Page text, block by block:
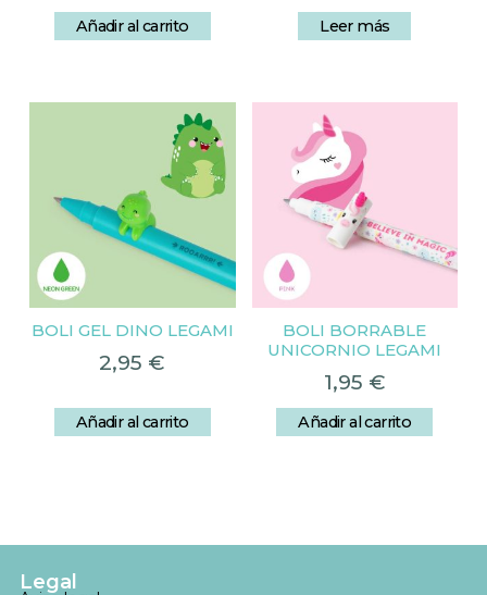
Añadir al carrito Leer más
BOLI GEL DINO LEGAMI
2,95 €
Añadir al carrito
BOLI BORRABLE
UNICORNIO LEGAMI
1,95 €
Añadir al carrito
Legal